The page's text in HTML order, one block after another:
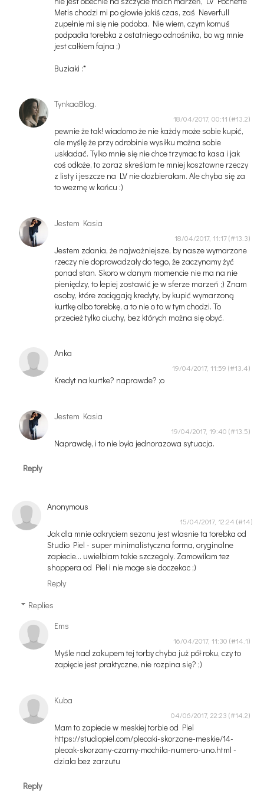
Metis chodzi mi po głowie jakiś czas, zaś Neverfull
zupełnie mi się nie podoba. Nie wiem, czym komuś
podpadła torebka z ostatniego odnośnika, bo wg mnie
jest całkiem fajna ;)
Buziaki :*
TynkaaBlog.
18/04/2017, 00:11
pewnie że tak! wiadomo że nie każdy może sobie kupić,
ale myślę że przy odrobinie wysiłku można sobie
uskładać. Tylko mnie się nie chce trzymac ta kasa i jak
coś odłoże, to zaraz skreślam te mniej kosztowne rzeczy
z listy i jeszcze na LV nie dozbierałam. Ale chyba się za
to wezmę w końcu :)
Jestem Kasia
18/04/2017, 11:17
Jestem zdania, że najważniejsze, by nasze wymarzone
rzeczy nie doprowadzały do tego, że zaczynamy żyć
ponad stan. Skoro w danym momencie nie ma na nie
pieniędzy, to lepiej zostawić je w sferze marzeń ;) Znam
osoby, które zaciągają kredyty, by kupić wymarzoną
kurtkę albo torebkę, a to nie o to w tym chodzi. To
przecież tylko ciuchy, bez których można się obyć.
Anka
19/04/2017, 11:59
Kredyt na kurtke? naprawde? ;o
Jestem Kasia
19/04/2017, 19:40
Naprawdę, i to nie była jednorazowa sytuacja.
Reply
Anonymous
15/04/2017, 12:24
Jak dla mnie odkryciem sezonu jest wlasnie ta torebka od
Studio Piel - super minimalistyczna forma, oryginalne
zapiecie... uwielbiam takie szczegoly. Zamowilam tez
shoppera od Piel i nie moge sie doczekac ;)
Reply
Replies
Ems
16/04/2017, 11:30
Myśle nad zakupem tej torby chyba już pół roku, czy to
zapięcie jest praktyczne, nie rozpina się? ;)
Kuba
04/06/2017, 22:23
Mam to zapiecie w meskiej torbie od Piel
https://studiopiel.com/plecaki-skorzane-meskie/14-
plecak-skorzany-czarny-mochila-numero-uno.html -
dziala bez zarzutu
Reply